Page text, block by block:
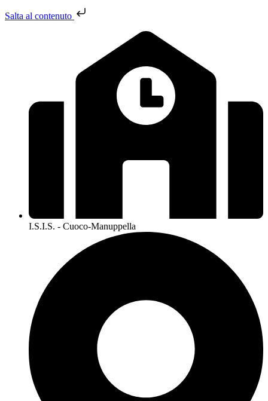
Salta al contenuto
I.S.I.S. - Cuoco-Manuppella